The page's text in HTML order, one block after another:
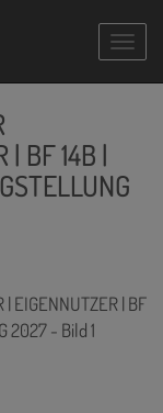
| BF 14B |